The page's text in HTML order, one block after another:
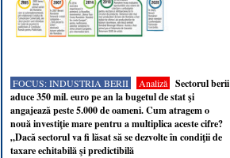
FOCUS: INDUSTRIA BERII Analiză
Sectorul berii
aduce 350 mil. euro pe an la bugetul de stat şi
angajează peste 5.000 de oameni. Cum atragem o
nouă investiţie mare pentru a multiplica aceste cifre?
„Dacă sectorul va fi lăsat să se dezvolte în condiţii de
taxare echitabilă şi predictibilă